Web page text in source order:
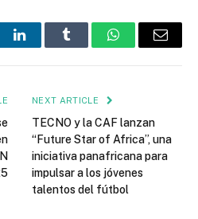
LinkedInTumblr WhatsAppEmail
NEXT ARTICLE
TECNO y la CAF lanzan
“Future Star of Africa”, una
iniciativa panafricana para
impulsar a los jóvenes
talentos del fútbol